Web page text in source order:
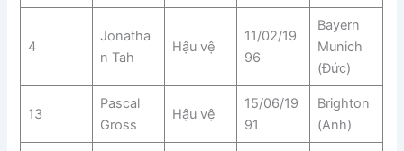
4
Jonatha
n Tah
Hậu vệ
11/02/19
96
Bayern
Munich
(Đức)
13
Pascal
Gross
Hậu vệ
15/06/19
91
Brighton
(Anh)